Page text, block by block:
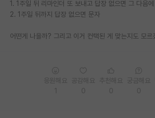
학부 인턴 게시판
취업 게시판
1. 1주일 뒤 리마인더 또 보내고 답장 없으면 그 다음
2. 1주일 뒤까지 답장 없으면 문자
어떤게 나을까? 그리고 이거 컨택된 게 맞는지도 모르